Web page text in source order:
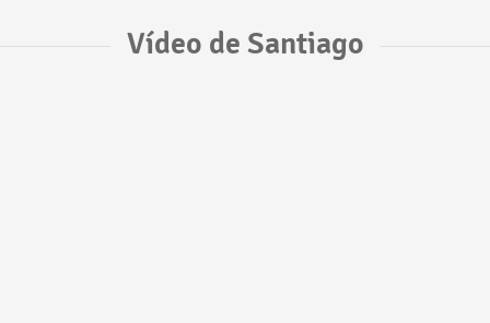
Vídeo de Santiago